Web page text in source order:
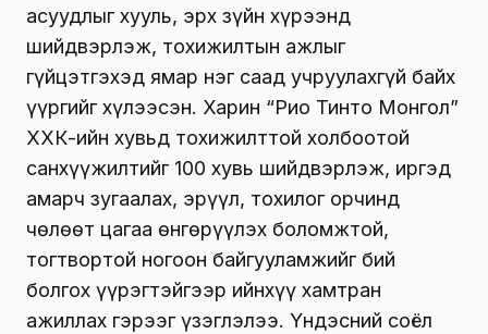
асуудлыг хууль, эрх зүйн хүрээнд
шийдвэрлэж, тохижилтын ажлыг
гүйцэтгэхэд ямар нэг саад учруулахгүй байх
үүргийг хүлээсэн. Харин “Рио Тинто Монгол”
ХХК-ийн хувьд тохижилттой холбоотой
санхүүжилтийг 100 хувь шийдвэрлэж, иргэд
амарч зугаалах, эрүүл, тохилог орчинд
чөлөөт цагаа өнгөрүүлэх боломжтой,
тогтвортой ногоон байгууламжийг бий
болгох үүрэгтэйгээр ийнхүү хамтран
ажиллах гэрээг үзэглэлээ. Үндэсний соёл